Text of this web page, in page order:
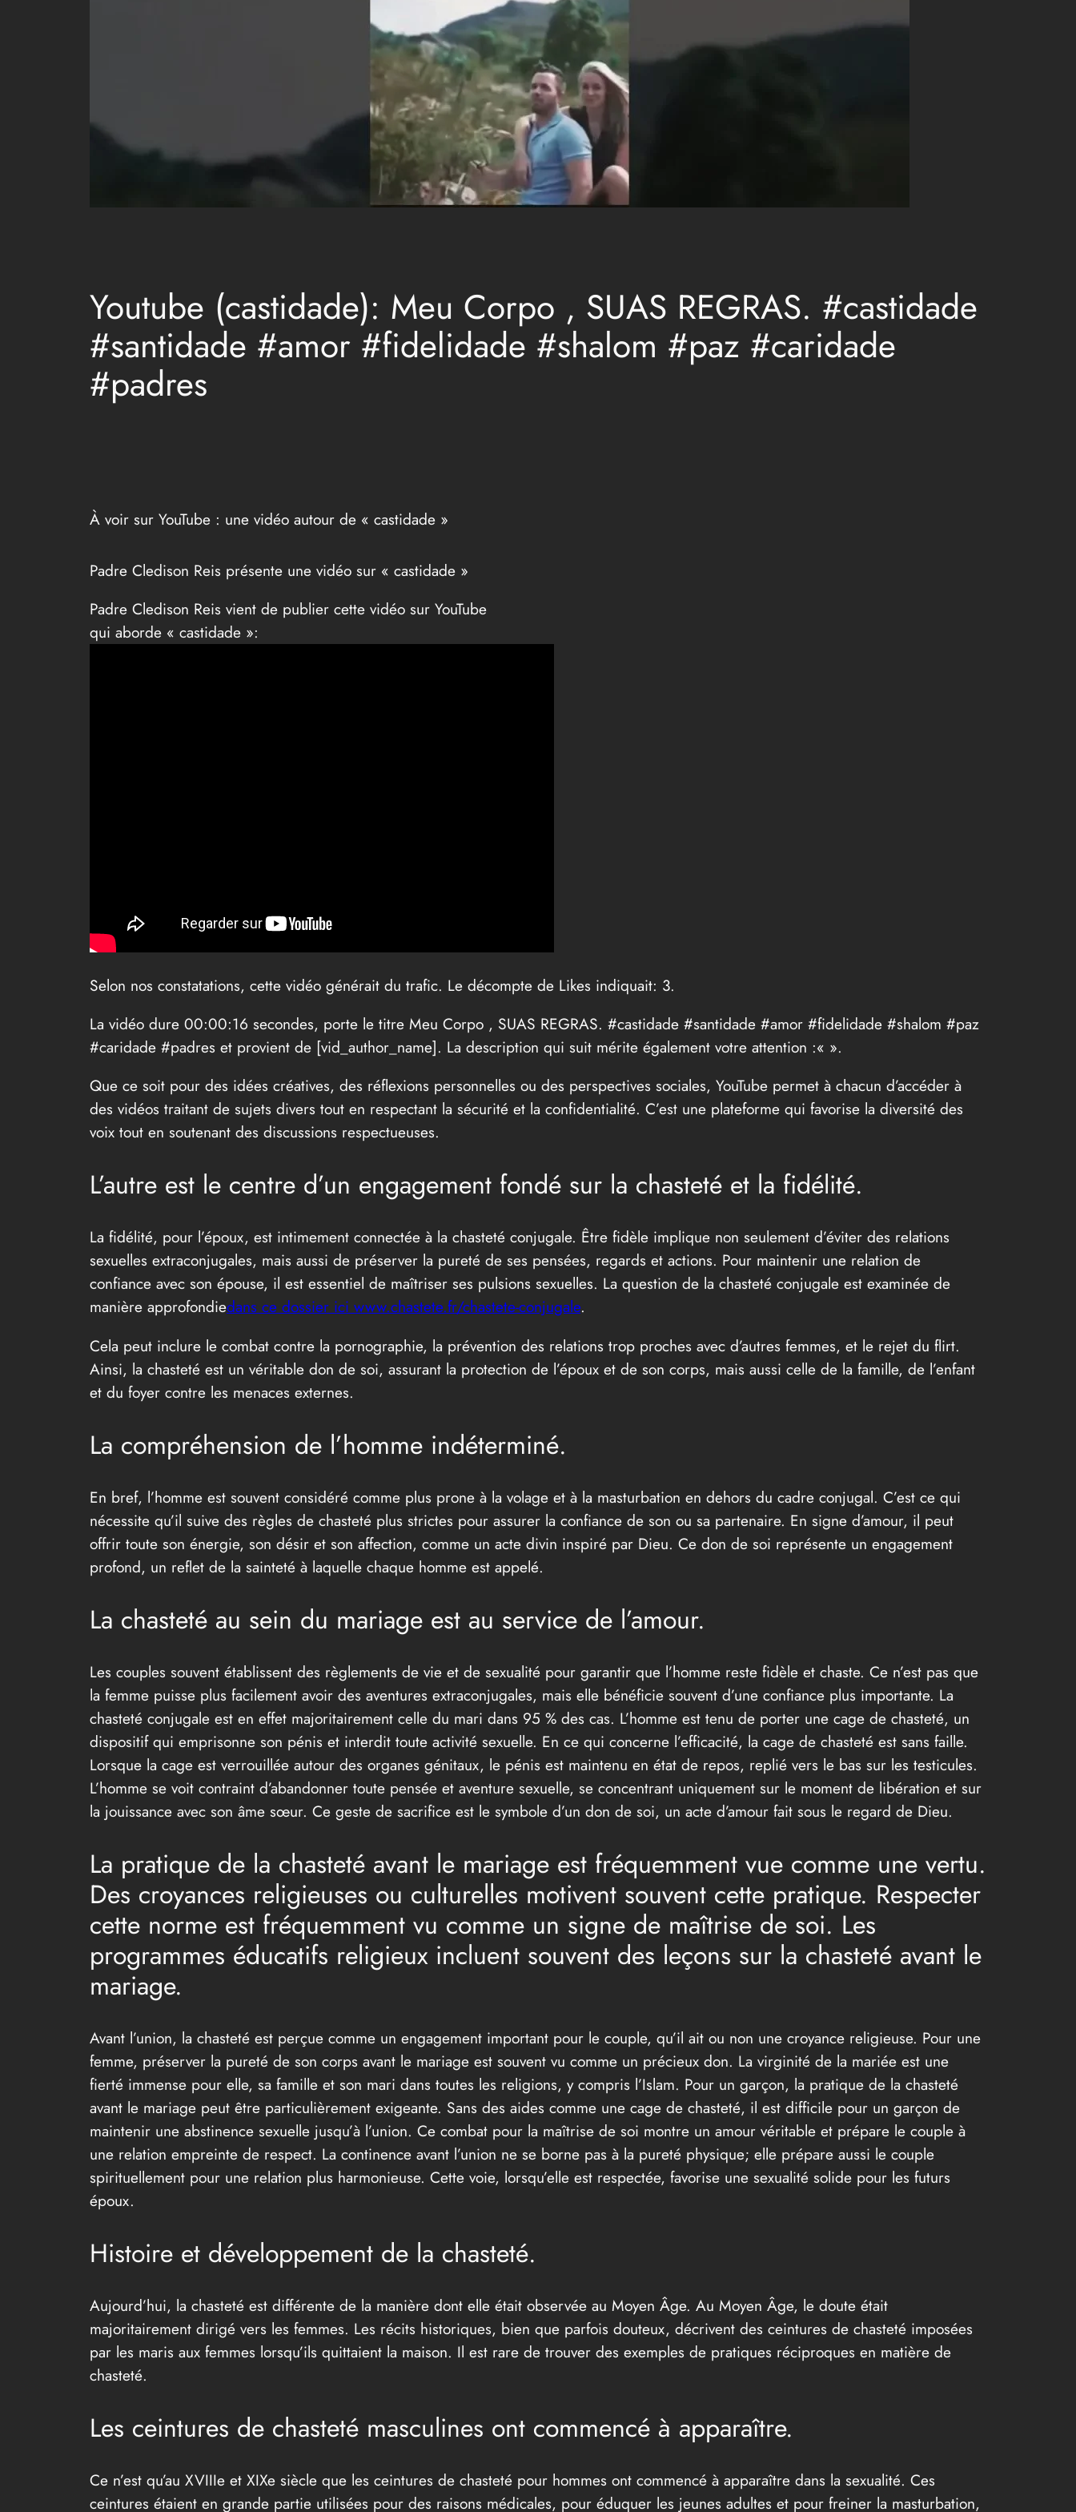
Youtube (castidade): Meu Corpo , SUAS REGRAS. #castidade
#santidade #amor #fidelidade #shalom #paz #caridade
#padres
À voir sur YouTube : une vidéo autour de « castidade »
Padre Cledison Reis présente une vidéo sur « castidade »
Padre Cledison Reis vient de publier cette vidéo sur YouTube
qui aborde « castidade »:
Selon nos constatations, cette vidéo générait du trafic. Le décompte de Likes indiquait: 3.
La vidéo dure 00:00:16 secondes, porte le titre Meu Corpo , SUAS REGRAS. #castidade #santidade #amor #fidelidade #shalom #paz
#caridade #padres et provient de [vid_author_name]. La description qui suit mérite également votre attention :« ».
Que ce soit pour des idées créatives, des réflexions personnelles ou des perspectives sociales, YouTube permet à chacun d’accéder à
des vidéos traitant de sujets divers tout en respectant la sécurité et la confidentialité. C’est une plateforme qui favorise la diversité des
voix tout en soutenant des discussions respectueuses.
L’autre est le centre d’un engagement fondé sur la chasteté et la fidélité.
La fidélité, pour l’époux, est intimement connectée à la chasteté conjugale. Être fidèle implique non seulement d’éviter des relations
sexuelles extraconjugales, mais aussi de préserver la pureté de ses pensées, regards et actions. Pour maintenir une relation de
confiance avec son épouse, il est essentiel de maîtriser ses pulsions sexuelles. La question de la chasteté conjugale est examinée de
manière approfondiedans ce dossier ici www.chastete.fr/chastete-conjugale.
Cela peut inclure le combat contre la pornographie, la prévention des relations trop proches avec d’autres femmes, et le rejet du flirt.
Ainsi, la chasteté est un véritable don de soi, assurant la protection de l’époux et de son corps, mais aussi celle de la famille, de l’enfant
et du foyer contre les menaces externes.
La compréhension de l’homme indéterminé.
En bref, l’homme est souvent considéré comme plus prone à la volage et à la masturbation en dehors du cadre conjugal. C’est ce qui
nécessite qu’il suive des règles de chasteté plus strictes pour assurer la confiance de son ou sa partenaire. En signe d’amour, il peut
offrir toute son énergie, son désir et son affection, comme un acte divin inspiré par Dieu. Ce don de soi représente un engagement
profond, un reflet de la sainteté à laquelle chaque homme est appelé.
La chasteté au sein du mariage est au service de l’amour.
Les couples souvent établissent des règlements de vie et de sexualité pour garantir que l’homme reste fidèle et chaste. Ce n’est pas que
la femme puisse plus facilement avoir des aventures extraconjugales, mais elle bénéficie souvent d’une confiance plus importante. La
chasteté conjugale est en effet majoritairement celle du mari dans 95 % des cas. L’homme est tenu de porter une cage de chasteté, un
dispositif qui emprisonne son pénis et interdit toute activité sexuelle. En ce qui concerne l’efficacité, la cage de chasteté est sans faille.
Lorsque la cage est verrouillée autour des organes génitaux, le pénis est maintenu en état de repos, replié vers le bas sur les testicules.
L’homme se voit contraint d’abandonner toute pensée et aventure sexuelle, se concentrant uniquement sur le moment de libération et sur
la jouissance avec son âme sœur. Ce geste de sacrifice est le symbole d’un don de soi, un acte d’amour fait sous le regard de Dieu.
La pratique de la chasteté avant le mariage est fréquemment vue comme une vertu.
Des croyances religieuses ou culturelles motivent souvent cette pratique. Respecter
cette norme est fréquemment vu comme un signe de maîtrise de soi. Les
programmes éducatifs religieux incluent souvent des leçons sur la chasteté avant le
mariage.
Avant l’union, la chasteté est perçue comme un engagement important pour le couple, qu’il ait ou non une croyance religieuse. Pour une
femme, préserver la pureté de son corps avant le mariage est souvent vu comme un précieux don. La virginité de la mariée est une
fierté immense pour elle, sa famille et son mari dans toutes les religions, y compris l’Islam. Pour un garçon, la pratique de la chasteté
avant le mariage peut être particulièrement exigeante. Sans des aides comme une cage de chasteté, il est difficile pour un garçon de
maintenir une abstinence sexuelle jusqu’à l’union. Ce combat pour la maîtrise de soi montre un amour véritable et prépare le couple à
une relation empreinte de respect. La continence avant l’union ne se borne pas à la pureté physique; elle prépare aussi le couple
spirituellement pour une relation plus harmonieuse. Cette voie, lorsqu’elle est respectée, favorise une sexualité solide pour les futurs
époux.
Histoire et développement de la chasteté.
Aujourd’hui, la chasteté est différente de la manière dont elle était observée au Moyen Âge. Au Moyen Âge, le doute était
majoritairement dirigé vers les femmes. Les récits historiques, bien que parfois douteux, décrivent des ceintures de chasteté imposées
par les maris aux femmes lorsqu’ils quittaient la maison. Il est rare de trouver des exemples de pratiques réciproques en matière de
chasteté.
Les ceintures de chasteté masculines ont commencé à apparaître.
Ce n’est qu’au XVIIIe et XIXe siècle que les ceintures de chasteté pour hommes ont commencé à apparaître dans la sexualité. Ces
ceintures étaient en grande partie utilisées pour des raisons médicales, pour éduquer les jeunes adultes et pour freiner la masturbation,